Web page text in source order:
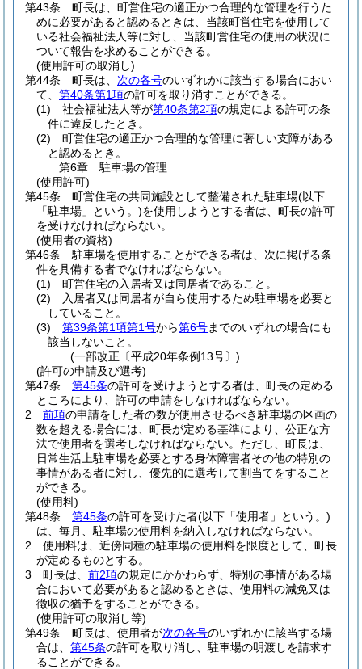
第43条
町長は、町営住宅の適正かつ合理的な管理を行うた
めに必要があると認めるときは、当該町営住宅を使用して
いる社会福祉法人等に対し、当該町営住宅の使用の状況に
ついて報告を求めることができる。
(使用許可の取消し)
第44条
町長は、 次の各号のいずれかに該当する場合におい
て、 第40条第1項の許可を取り消すことができる。
(1)
社会福祉法人等が第40条第2項の規定による許可の条
件に違反したとき。
(2)
町営住宅の適正かつ合理的な管理に著しい支障がある
と認めるとき。
第6章
駐車場の管理
(使用許可)
第45条
町営住宅の共同施設として整備された駐車場(以下
「駐車場」という。)を使用しようとする者は、町長の許可
を受けなければならない。
(使用者の資格)
第46条
駐車場を使用することができる者は、次に掲げる条
件を具備する者でなければならない。
(1)
町営住宅の入居者又は同居者であること。
(2)
入居者又は同居者が自ら使用するため駐車場を必要と
していること。
(3)
第39条第1項第1号から第6号までのいずれの場合にも
該当しないこと。
(一部改正〔平成20年条例13号〕)
(許可の申請及び選考)
第47条
第45条の許可を受けようとする者は、町長の定める
ところにより、許可の申請をしなければならない。
2
前項の申請をした者の数が使用させるべき駐車場の区画の
数を超える場合には、町長が定める基準により、公正な方
法で使用者を選考しなければならない。 ただし、町長は、
日常生活上駐車場を必要とする身体障害者その他の特別の
事情がある者に対し、優先的に選考して割当てをすること
ができる。
(使用料)
第48条
第45条の許可を受けた者(以下「使用者」という。)
は、毎月、駐車場の使用料を納入しなければならない。
2
使用料は、近傍同種の駐車場の使用料を限度として、町長
が定めるものとする。
3
町長は、 前2項の規定にかかわらず、特別の事情がある場
合において必要があると認めるときは、使用料の減免又は
徴収の猶予をすることができる。
(使用許可の取消し等)
第49条
町長は、使用者が次の各号のいずれかに該当する場
合は、 第45条の許可を取り消し、駐車場の明渡しを請求す
ることができる。